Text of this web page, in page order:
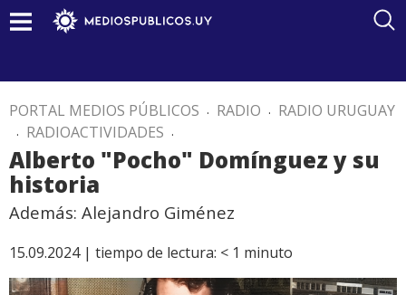
PORTAL MEDIOS PÚBLICOS . RADIO . RADIO URUGUAY
. RADIOACTIVIDADES .
Alberto "Pocho" Domínguez y su
historia
Además: Alejandro Giménez
15.09.2024 | tiempo de lectura: < 1 minuto